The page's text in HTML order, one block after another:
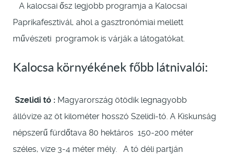
A kalocsai ősz legjobb programja a Kalocsai
Paprikafesztivál, ahol a gasztronómiai mellett
művészeti programok is várják a látogatókat.
Kalocsa környékének főbb látnivalói:
Szelidi tó : Magyarország ötödik legnagyobb
állóvize az öt kilométer hosszó Szelidi-tó. A Kiskunság
népszerű fürdőtava 80 hektáros 150-200 méter
széles, vize 3-4 méter mély. A tó déli partján